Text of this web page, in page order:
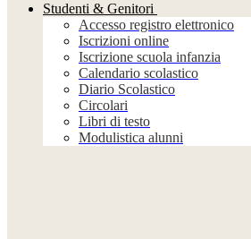
Studenti & Genitori
Accesso registro elettronico
Iscrizioni online
Iscrizione scuola infanzia
Calendario scolastico
Diario Scolastico
Circolari
Libri di testo
Modulistica alunni